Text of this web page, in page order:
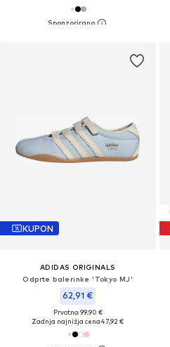
KUPON
ADIDAS ORIGINALS
Odprte balerinke 'Tokyo MJ'
62,91 €
Prvotno: 99,90 €
Zadnja najnižja cena47,92 €